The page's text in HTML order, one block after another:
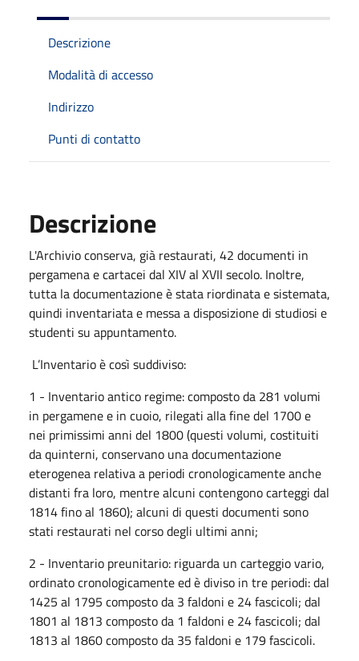
Descrizione
Modalità di accesso
Indirizzo
Punti di contatto
Descrizione
L'Archivio conserva, già restaurati, 42 documenti in
pergamena e cartacei dal XIV al XVII secolo. Inoltre,
tutta la documentazione è stata riordinata e sistemata,
quindi inventariata e messa a disposizione di studiosi e
studenti su appuntamento.
L’Inventario è così suddiviso:
1 - Inventario antico regime: composto da 281 volumi
in pergamene e in cuoio, rilegati alla fine del 1700 e
nei primissimi anni del 1800 (questi volumi, costituiti
da quinterni, conservano una documentazione
eterogenea relativa a periodi cronologicamente anche
distanti fra loro, mentre alcuni contengono carteggi dal
1814 fino al 1860); alcuni di questi documenti sono
stati restaurati nel corso degli ultimi anni;
2 - Inventario preunitario: riguarda un carteggio vario,
ordinato cronologicamente ed è diviso in tre periodi: dal
1425 al 1795 composto da 3 faldoni e 24 fascicoli; dal
1801 al 1813 composto da 1 faldoni e 24 fascicoli; dal
1813 al 1860 composto da 35 faldoni e 179 fascicoli.